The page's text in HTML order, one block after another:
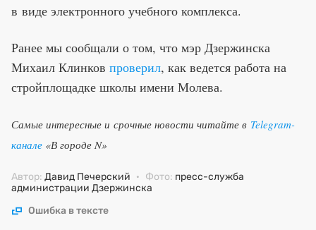
в виде электронного учебного комплекса.
Ранее мы сообщали о том, что мэр Дзержинска
Михаил Клинков проверил, как ведется работа на
стройплощадке школы имени Молева.
Самые интересные и срочные новости читайте в Telegram-
канале «В городе N»
Автор: Давид Печерский · Фото: пресс-служба
администрации Дзержинска
Ошибка в тексте